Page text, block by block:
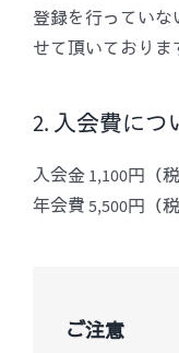
登録を行っていな
せて頂いておりま
2. 入会費につ
入会金 1,100円（税
年会費 5,500円（税
ご注意